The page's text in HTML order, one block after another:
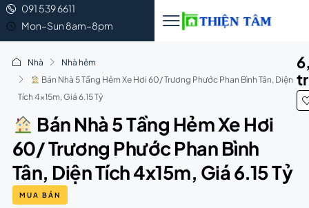
091 539 6611
Mon–Sun 8am–8pm
Nhà
Nhà hẻm
Bán Nhà 5 Tầng Hẻm Xe Hơi 60/ Trương Phước Phan Bình Tân, Diện
Tích 4x15m, Giá 6.15 Tỷ
Bán Nhà 5 Tầng Hẻm Xe Hơi
60/ Trương Phước Phan Bình
Tân, Diện Tích 4x15m, Giá 6.15 Tỷ
MUA BÁN